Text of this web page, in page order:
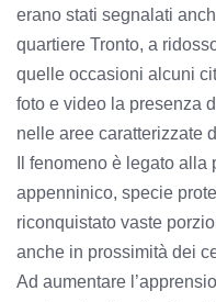
erano stati segnalati
quartiere Tronto, a
quelle occasioni alcuni
foto e video la presenza
nelle aree caratterizzate
Il fenomeno è legato
appenninico, specie
riconquistato vaste
anche in prossimità dei
Ad aumentare